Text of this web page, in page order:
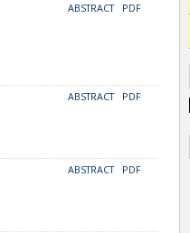
ABSTRACT PDF
ABSTRACT PDF
ABSTRACT PDF